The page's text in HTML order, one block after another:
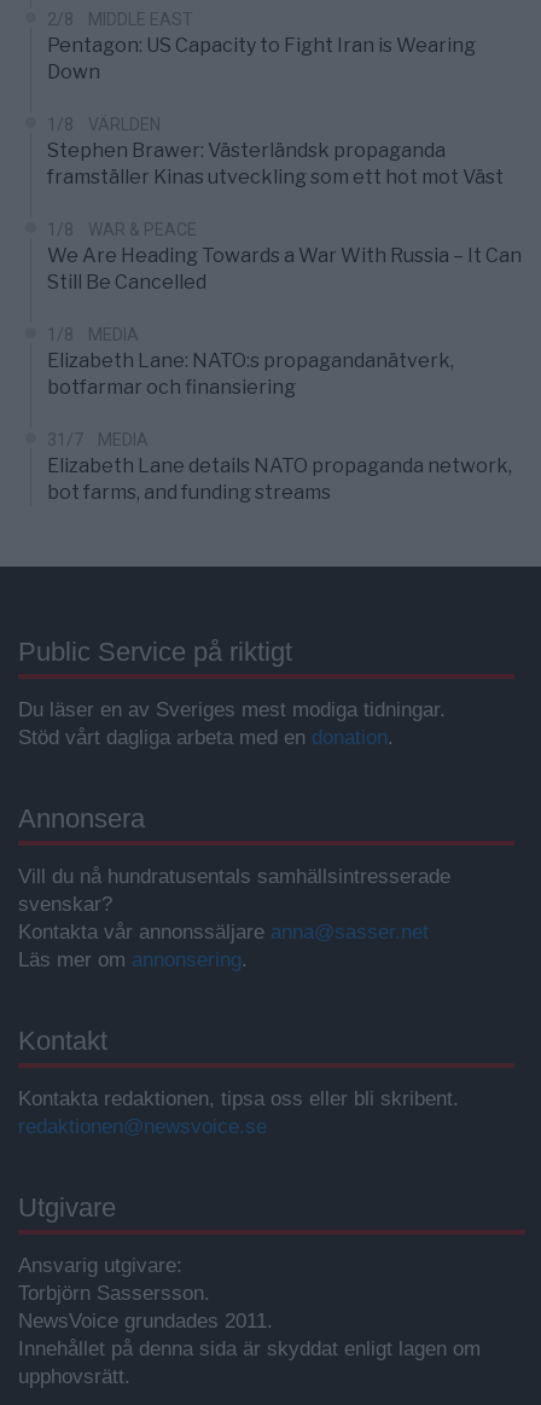
2/8 MIDDLE EAST
Pentagon: US Capacity to Fight Iran is Wearing
Down
1/8 VÄRLDEN
Stephen Brawer: Västerländsk propaganda
framställer Kinas utveckling som ett hot mot Väst
1/8 WAR & PEACE
We Are Heading Towards a War With Russia – It Can
Still Be Cancelled
1/8 MEDIA
Elizabeth Lane: NATO:s propagandanätverk,
botfarmar och finansiering
31/7 MEDIA
Elizabeth Lane details NATO propaganda network,
bot farms, and funding streams
Public Service på riktigt
Du läser en av Sveriges mest modiga tidningar.
Stöd vårt dagliga arbeta med en donation.
Annonsera
Vill du nå hundratusentals samhällsintresserade
svenskar?
Kontakta vår annonssäljare anna@sasser.net
Läs mer om annonsering.
Kontakt
Kontakta redaktionen, tipsa oss eller bli skribent.
redaktionen@newsvoice.se
Utgivare
Ansvarig utgivare:
Torbjörn Sassersson.
NewsVoice grundades 2011.
Innehållet på denna sida är skyddat enligt lagen om
upphovsrätt.